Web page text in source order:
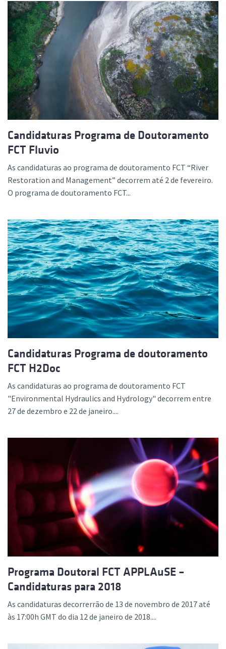
Candidaturas Programa de Doutoramento
FCT Fluvio
As candidaturas ao programa de doutoramento FCT “River
Restoration and Management” decorrem até 2 de fevereiro.
O programa de doutoramento FCT...
Candidaturas Programa de doutoramento
FCT H2Doc
As candidaturas ao programa de doutoramento FCT
"Environmental Hydraulics and Hydrology" decorrem entre
27 de dezembro e 22 de janeiro....
Programa Doutoral FCT APPLAuSE –
Candidaturas para 2018
As candidaturas decorrerrão de 13 de novembro de 2017 até
às 17:00h GMT do dia 12 de janeiro de 2018....